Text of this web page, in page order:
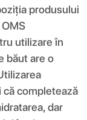
produsului
utilizare în
băut are o
că completează
dar